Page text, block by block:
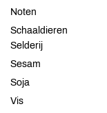
Noten
Schaaldieren
Selderij
Sesam
Soja
Vis